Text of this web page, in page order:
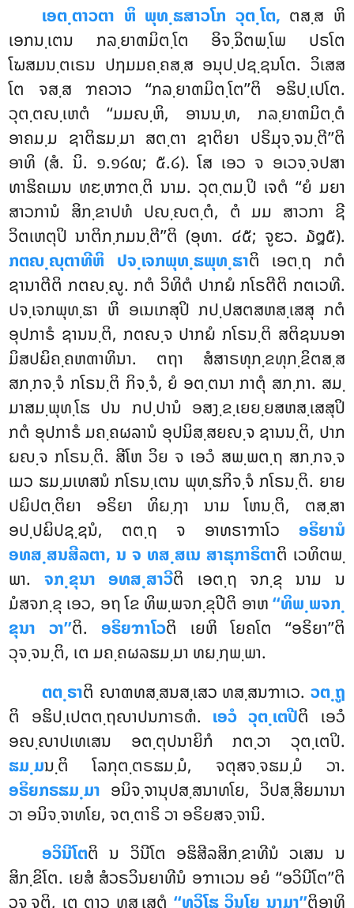
ເອຕ຺ຕາວຕາ ຫິ ພຸທ຺ຘສາວໂກ ວຸຕ຺ໂຕ, ຕສ຺ສ ຫິ
ເອກນ຺ເຕນ ກລ຺ຍາຓມິຕ຺ໂຕ ອິຈ຺ຉິຕພ຺ໂພ ປຣໂຕ
ໂຆສມນ຺ຕເຣນ ປຐມມຄ຺ຄສ຺ສ ອນຸປ຺ປຊ຺ຊນໂຕ. ວິເສສ
ໂຕ ຈສ຺ສ ຠຄວາວ ‘‘ກລ຺ຍາຓມິຕ຺ໂຕ’’ຕິ ອຘິປ຺ເປໂຕ.
ວຸຕ຺ຕຎ຺ເຫຕໍ ‘‘ມມຎ຺ຫິ, ອານນ຺ທ, ກລ຺ຍາຓມິຕ຺ຕໍ
ອາຄມ຺ມ ຊາຕິຘມ຺ມາ ສຕ຺ຕາ ຊາຕິຍາ ປຣິມຸຈ຺ຈນ຺ຕີ’’ຕິ
ອາທິ (ສໍ. ນິ. ໑.໑໒໙; ໕.໒). ໂສ ເອວ ຈ ອເວຈ຺ຈປສາ
ທາຘິຄເມນ ທຬ຺ຫຠຕ຺ຕິ ນາມ. ວຸຕ຺ຕມ຺ປິ ເຈຕໍ ‘‘ຍໍ ມຍາ
ສາວການໍ ສິກ຺ຂາປທໍ ປຎ຺ຎຕ຺ຕໍ, ຕໍ ມມ ສາວກາ ຊີ
ວິຕເຫຕຸປິ ນາຕິກ຺ກມນ຺ຕີ’’ຕິ (ອຸທາ. ໔໕; ຈູຬວ. ໓໘໕).
ກຕຎ຺ຎຸຕາທີຫິ ປຈ຺ເຈກພຸທ຺ຘພຸທ຺ຘາຕິ ເອຕ຺ຖ ກຕໍ
ຊານາຕີຕິ ກຕຎ຺ຎູ. ກຕໍ ວິທິຕໍ ປາກຏໍ ກໂຣຕີຕິ ກຕເວທີ.
ປຈ຺ເຈກພຸທ຺ຘາ ຫິ ອເນເກສຸປິ ກປ຺ປສຕສຫສ຺ເສສຸ ກຕໍ
ອຸປກາຣໍ ຊານນ຺ຕິ, ກຕຎ຺ຈ ປາກຏໍ ກໂຣນ຺ຕິ ສຕິຊນນອາ
ມິສປຏິຄ຺ຄຫຓາທິນາ. ຕຖາ ສໍສາຣທຸກ຺ຂທຸກ຺ຂິຕສ຺ສ
ສກ຺ກຈ຺ຈໍ ກໂຣນ຺ຕິ ກິຈ຺ຈໍ, ຍໍ ອຕ຺ຕນາ ກາຕຸໍ ສກ຺ກາ. ສມ຺
ມາສມ຺ພຸທ຺ໂຘ ປນ ກປ຺ປານໍ ອສງ຺ຂ຺ເຍຍ຺ຍສຫສ຺ເສສຸປິ
ກຕໍ ອຸປກາຣໍ ມຄ຺ຄຜລານໍ ອຸປນິສ຺ສຍຎ຺ຈ ຊານນ຺ຕິ, ປາກ
ຏຎ຺ຈ ກໂຣນ຺ຕິ. ສີໂຫ ວິຍ ຈ ເອວໍ ສພ຺ພຕ຺ຖ ສກ຺ກຈ຺ຈ
ເມວ ຘມ຺ມເທສນໍ ກໂຣນ຺ເຕນ ພຸທ຺ຘກິຈ຺ຈໍ ກໂຣນ຺ຕິ. ຍາຍ
ປຏິປຕ຺ຕິຍາ ອຣິຍາ ທິຏ຺ຐາ ນາມ ໂຫນ຺ຕິ, ຕສ຺ສາ
ອປ຺ປຏິປຊ຺ຊນໍ, ຕຕ຺ຖ ຈ ອາທຣາຠາໂວ ອຣິຍານໍ
ອທສ຺ສນສີລຕາ, ນ ຈ ທສ຺ສເນ ສາຘຸກາຣິຕາຕິ ເວທິຕພ຺
ພາ. ຈກ຺ຂຸນາ ອທສ຺ສາວີຕິ ເອຕ຺ຖ ຈກ຺ຂຸ ນາມ ນ
ມໍສຈກ຺ຂຸ ເອວ, ອຖ ໂຂ ທິພ຺ພຈກ຺ຂຸປີຕິ ອາຫ‘‘ທິພ຺ພຈກ຺
ຂຸນາ ວາ’’ຕິ. ອຣິຍຠາໂວຕິ ເຍຫິ ໂຍຄໂຕ ‘‘ອຣິຍາ’’ຕິ
ວຸຈ຺ຈນ຺ຕິ, ເຕ ມຄ຺ຄຜລຘມ຺ມາ ທຏ຺ຐພ຺ພາ.
ຕຕ຺ຣາຕິ ຎາຓທສ຺ສນສ຺ເສວ ທສ຺ສນຠາເວ. ວຕ຺ຖູ
ຕິ ອຘິປ຺ເປຕຕ຺ຖຎາປນກາຣຓໍ. ເອວໍ ວຸຕ຺ເຕປີຕິ ເອວໍ
ອຎ຺ຎາປເທເສນ ອຕ຺ຕຸປນາຍິກໍ ກຕ຺ວາ ວຸຕ຺ເຕປິ.
ຘມ຺ມນ຺ຕິ ໂລກຸຕ຺ຕຣຘມ຺ມໍ, ຈຕຸສຈ຺ຈຘມ຺ມໍ ວາ.
ອຣິຍກຣຘມ຺ມາ ອນິຈ຺ຈານຸປສ຺ສນາທໂຍ, ວິປສ຺ສິຍມານາ
ວາ ອນິຈ຺ຈາທໂຍ, ຈຕ຺ຕາຣິ ວາ ອຣິຍສຈ຺ຈານິ.
ອວິນີໂຕຕິນ ວິນີໂຕ ອຘິສີລສິກ຺ຂາທີນໍ ວເສນ ນ
ສິກ຺ຂິໂຕ. ເຍສໍ ສໍວຣວິນຍາທີນໍ ອຠາເວນ ອຍໍ ‘‘ອວິນີໂຕ’’ຕິ
ວຸຈ຺ຈຕິ, ເຕ ຕາວ ທສ຺ເສຕຸໍ ‘‘ທຸວິໂຘ ວິນໂຍ ນາມາ’’ຕິອາທິ